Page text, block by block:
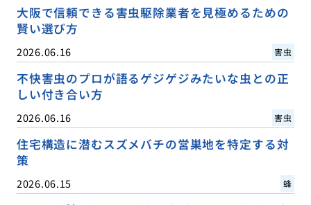
大阪で信頼できる害虫駆除業者を見極めるための
賢い選び方
2026.06.16 害虫
不快害虫のプロが語るゲジゲジみたいな虫との正
しい付き合い方
2026.06.16 害虫
住宅構造に潜むスズメバチの営巣地を特定する対
策
2026.06.15 蜂